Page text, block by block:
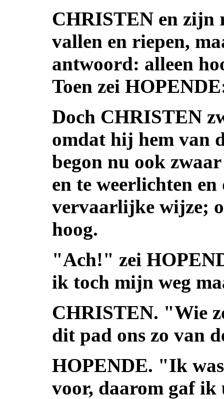
CHRISTEN en zijn
vallen en riepen,
antwoord: alleen
Toen zei
Doch CHRISTEN
omdat hij hem van
begon nu ook
en te weerlichten en
vervaarlijke wijze;
hoog.
"Ach!" zei
ik toch mijn weg
CHRISTEN. "Wie
dit pad ons zo van
HOPENDE. "Ik
voor, daarom gaf ik